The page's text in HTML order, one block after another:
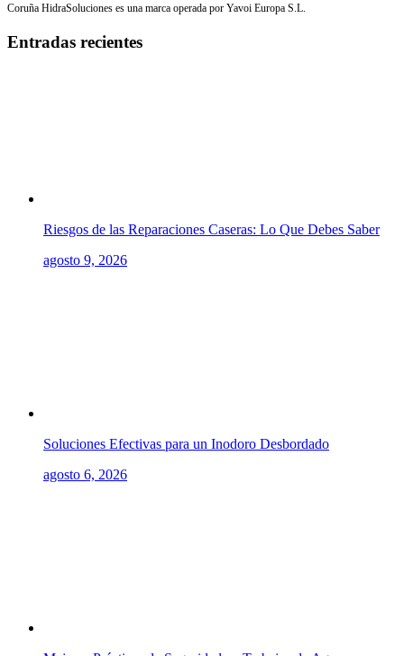
Coruña HidraSoluciones es una marca operada por Yavoi Europa S.L.
Entradas recientes
Riesgos de las Reparaciones Caseras: Lo Que Debes Saber
agosto 9, 2026
Soluciones Efectivas para un Inodoro Desbordado
agosto 6, 2026